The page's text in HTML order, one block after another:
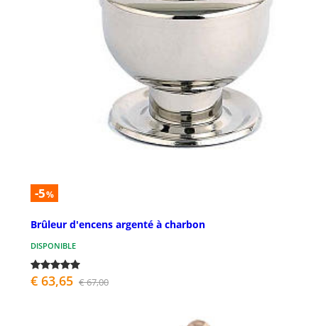
-5%
Brûleur d'encens argenté à charbon
DISPONIBLE
€ 63,65 € 67,00